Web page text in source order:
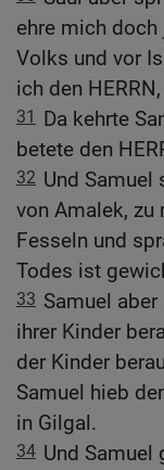
ehre mich
Volks und vor
ich den
31
Da kehrte
betete den
32 Und Samuel
von Amalek, zu
Fesseln und
Todes ist
33 Samuel
ihrer Kinder
der Kinder
Samuel hieb
in Gilgal.
34 Und Samuel